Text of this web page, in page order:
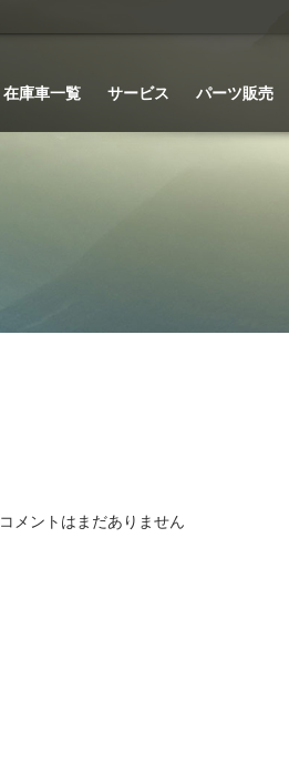
在庫車一覧 サービス パーツ販売
コメントはまだありません